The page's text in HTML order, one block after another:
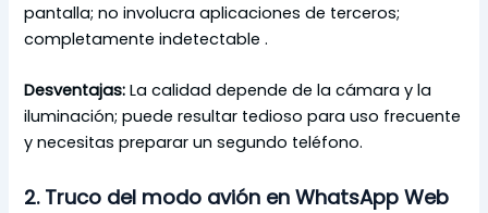
pantalla; no involucra aplicaciones de terceros;
completamente indetectable .
Desventajas: La calidad depende de la cámara y la
iluminación; puede resultar tedioso para uso frecuente
y necesitas preparar un segundo teléfono.
2. Truco del modo avión en WhatsApp Web